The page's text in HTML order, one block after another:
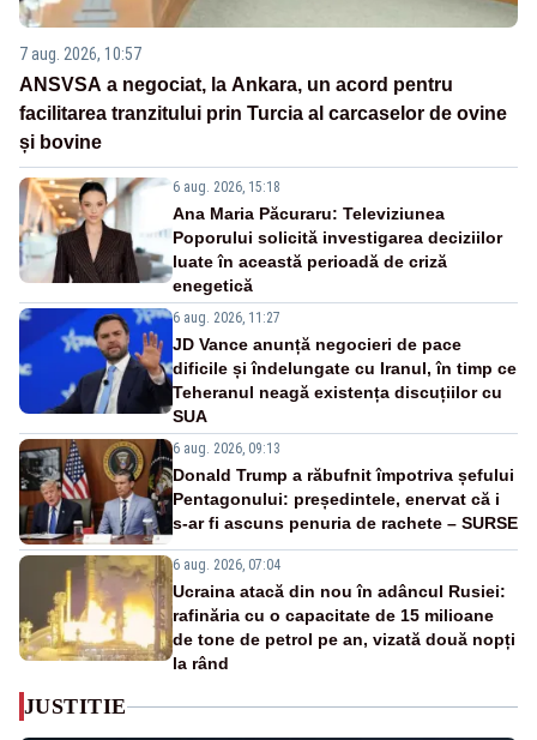
7 aug. 2026, 10:57
ANSVSA a negociat, la Ankara, un acord pentru
facilitarea tranzitului prin Turcia al carcaselor de ovine
și bovine
6 aug. 2026, 15:18
Ana Maria Păcuraru: Televiziunea
Poporului solicită investigarea deciziilor
luate în această perioadă de criză
enegetică
6 aug. 2026, 11:27
JD Vance anunță negocieri de pace
dificile și îndelungate cu Iranul, în timp ce
Teheranul neagă existența discuțiilor cu
SUA
6 aug. 2026, 09:13
Donald Trump a răbufnit împotriva șefului
Pentagonului: președintele, enervat că i
s-ar fi ascuns penuria de rachete – SURSE
6 aug. 2026, 07:04
Ucraina atacă din nou în adâncul Rusiei:
rafinăria cu o capacitate de 15 milioane
de tone de petrol pe an, vizată două nopți
la rând
JUSTITIE